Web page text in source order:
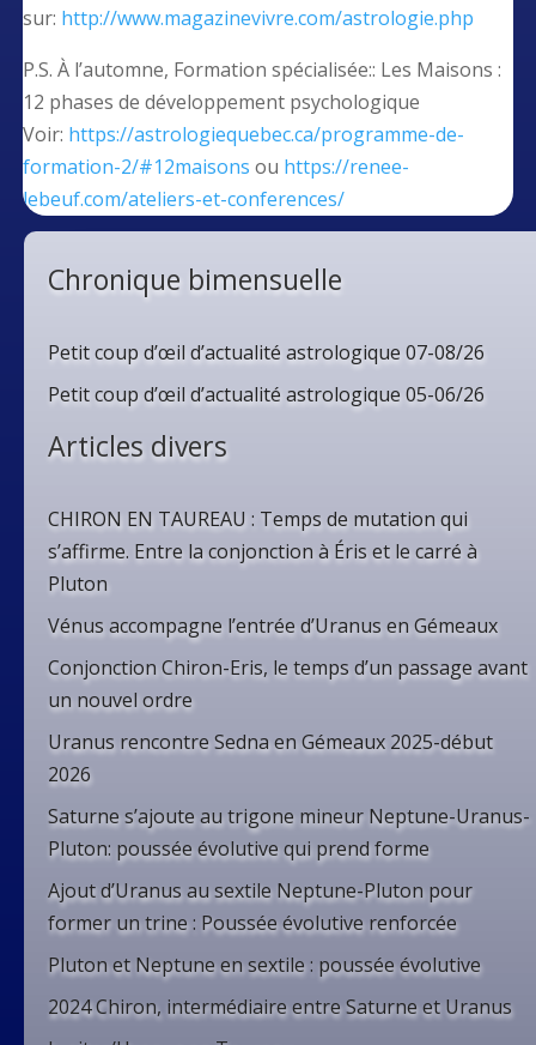
sur: http://www.magazinevivre.com/astrologie.php
P.S. À l’automne, Formation spécialisée:: Les Maisons :
12 phases de développement psychologique
Voir: https://astrologiequebec.ca/programme-de-
formation-2/#12maisons ou https://renee-
lebeuf.com/ateliers-et-conferences/
Chronique bimensuelle
Petit coup d’œil d’actualité astrologique 07-08/26
Petit coup d’œil d’actualité astrologique 05-06/26
Articles divers
CHIRON EN TAUREAU : Temps de mutation qui
s’affirme. Entre la conjonction à Éris et le carré à
Pluton
Vénus accompagne l’entrée d’Uranus en Gémeaux
Conjonction Chiron-Eris, le temps d’un passage avant
un nouvel ordre
Uranus rencontre Sedna en Gémeaux 2025-début
2026
Saturne s’ajoute au trigone mineur Neptune-Uranus-
Pluton: poussée évolutive qui prend forme
Ajout d’Uranus au sextile Neptune-Pluton pour
former un trine : Poussée évolutive renforcée
Pluton et Neptune en sextile : poussée évolutive
2024 Chiron, intermédiaire entre Saturne et Uranus